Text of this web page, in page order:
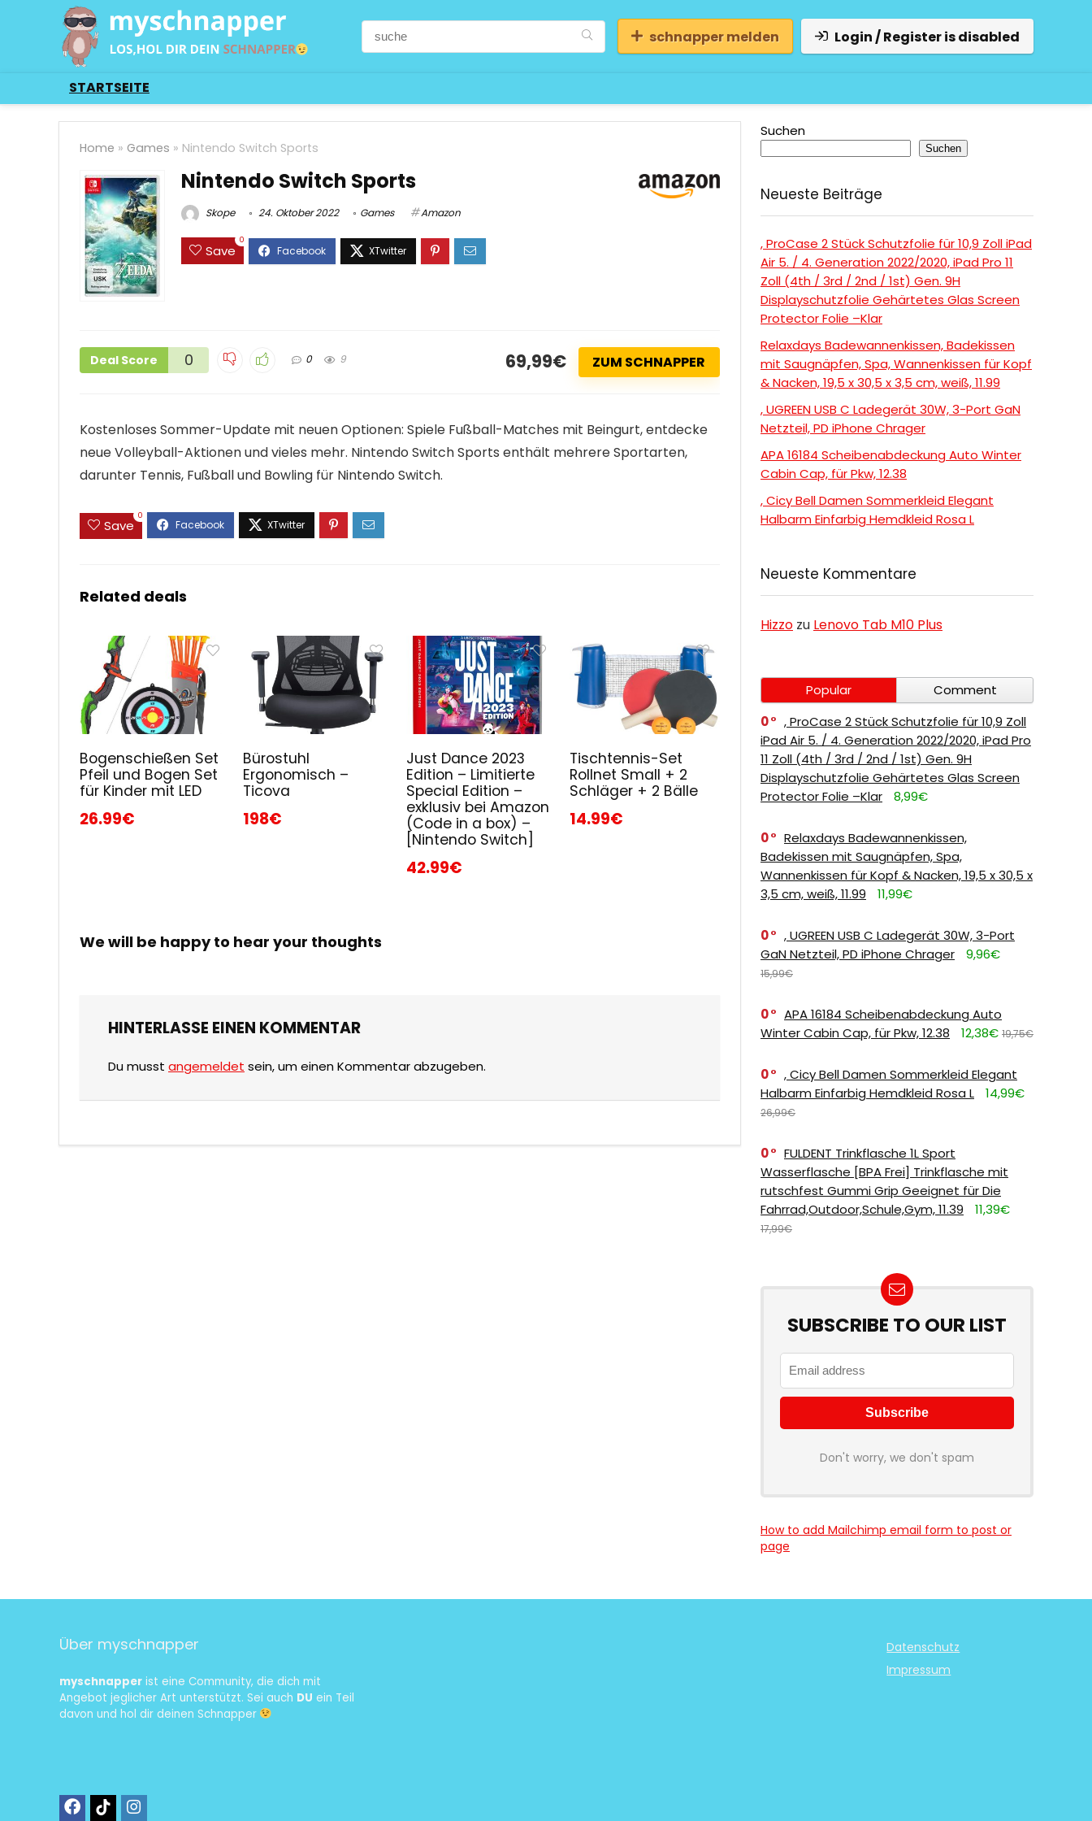
schnapper melden Login / Register is disabled
STARTSEITE
Home » Games » Nintendo Switch Sports
Nintendo Switch Sports
Skope 24. Oktober 2022 Games Amazon
Save
0
Deal Score 0 0 9 69,99€ ZUM SCHNAPPER
Kostenloses Sommer-Update mit neuen Optionen: Spiele Fußball-Matches mit Beingurt, entdecke
neue Volleyball-Aktionen und vieles mehr. Nintendo Switch Sports enthält mehrere Sportarten,
darunter Tennis, Fußball und Bowling für Nintendo Switch.
Save
0
Related deals
Bogenschießen Set
Pfeil und Bogen Set
für Kinder mit LED
26.99€
Bürostuhl
Ergonomisch –
Ticova
198€
Just Dance 2023
Edition – Limitierte
Special Edition –
exklusiv bei Amazon
(Code in a box) –
[Nintendo Switch]
42.99€
Tischtennis-Set
Rollnet Small + 2
Schläger + 2 Bälle
14.99€
We will be happy to hear your thoughts
HINTERLASSE EINEN KOMMENTAR
Du musst angemeldet sein, um einen Kommentar abzugeben.
Suchen
Suchen
Neueste Beiträge
, ProCase 2 Stück Schutzfolie für 10,9 Zoll iPad
Air 5. / 4. Generation 2022/2020, iPad Pro 11
Zoll (4th / 3rd / 2nd / 1st) Gen. 9H
Displayschutzfolie Gehärtetes Glas Screen
Protector Folie –Klar
Relaxdays Badewannenkissen, Badekissen
mit Saugnäpfen, Spa, Wannenkissen für Kopf
& Nacken, 19,5 x 30,5 x 3,5 cm, weiß, 11.99
, UGREEN USB C Ladegerät 30W, 3-Port GaN
Netzteil, PD iPhone Chrager
APA 16184 Scheibenabdeckung Auto Winter
Cabin Cap, für Pkw, 12.38
, Cicy Bell Damen Sommerkleid Elegant
Halbarm Einfarbig Hemdkleid Rosa L
Neueste Kommentare
Hizzo zu Lenovo Tab M10 Plus
Popular
Comment
0
, ProCase 2 Stück Schutzfolie für 10,9 Zoll
iPad Air 5. / 4. Generation 2022/2020, iPad Pro
11 Zoll (4th / 3rd / 2nd / 1st) Gen. 9H
Displayschutzfolie Gehärtetes Glas Screen
Protector Folie –Klar
8,99€
0
Relaxdays Badewannenkissen,
Badekissen mit Saugnäpfen, Spa,
Wannenkissen für Kopf & Nacken, 19,5 x 30,5 x
3,5 cm, weiß, 11.99
11,99€
0
, UGREEN USB C Ladegerät 30W, 3-Port
GaN Netzteil, PD iPhone Chrager
9,96€
15,99€
0
APA 16184 Scheibenabdeckung Auto
Winter Cabin Cap, für Pkw, 12.38
12,38€ 19,75€
0
, Cicy Bell Damen Sommerkleid Elegant
Halbarm Einfarbig Hemdkleid Rosa L
14,99€
26,99€
0
FULDENT Trinkflasche 1L Sport
Wasserflasche [BPA Frei] Trinkflasche mit
rutschfest Gummi Grip Geeignet für Die
Fahrrad,Outdoor,Schule,Gym, 11.39
11,39€
17,99€
SUBSCRIBE TO OUR LIST
Don't worry, we don't spam
How to add Mailchimp email form to post or
page
Über myschnapper
myschnapperist eine Community, die dich mit
Angebot jeglicher Art unterstützt. Sei auch DU ein Teil
davon und hol dir deinen Schnapper
Datenschutz
Impressum